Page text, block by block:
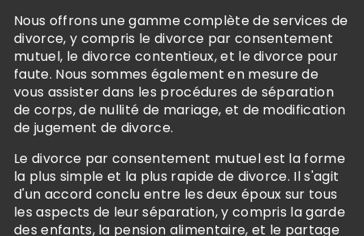
Nous offrons une gamme complète de services de
divorce, y compris le divorce par consentement
mutuel, le divorce contentieux, et le divorce pour
faute. Nous sommes également en mesure de
vous assister dans les procédures de séparation
de corps, de nullité de mariage, et de modification
de jugement de divorce.
Le divorce par consentement mutuel est la forme
la plus simple et la plus rapide de divorce. Il s'agit
d'un accord conclu entre les deux époux sur tous
les aspects de leur séparation, y compris la garde
des enfants, la pension alimentaire, et le partage